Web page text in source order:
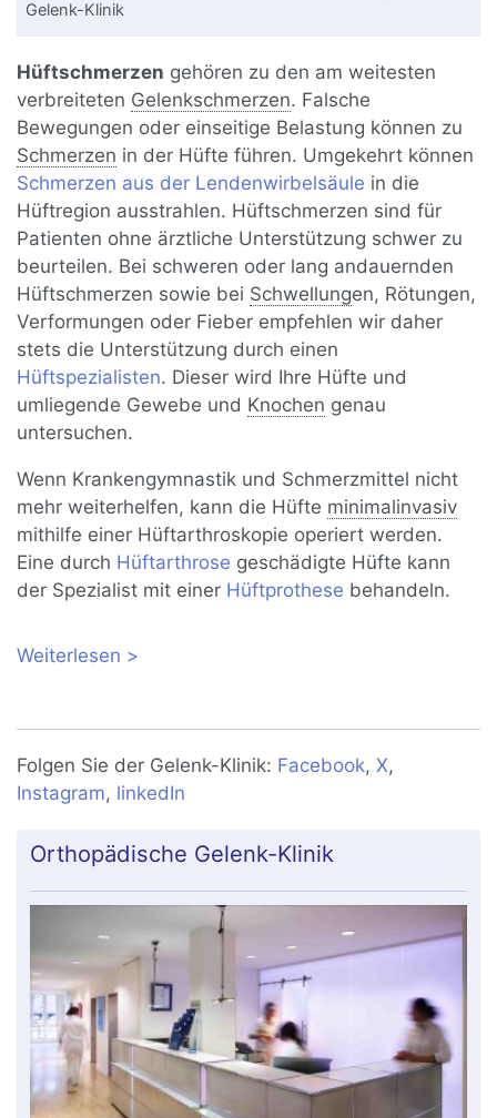
Gelenk-Klinik
Hüftschmerzen gehören zu den am weitesten
verbreiteten Gelenkschmerzen. Falsche
Bewegungen oder einseitige Belastung können zu
Schmerzen in der Hüfte führen. Umgekehrt können
Schmerzen aus der Lendenwirbelsäule in die
Hüftregion ausstrahlen. Hüftschmerzen sind für
Patienten ohne ärztliche Unterstützung schwer zu
beurteilen. Bei schweren oder lang andauernden
Hüftschmerzen sowie bei Schwellungen, Rötungen,
Verformungen oder Fieber empfehlen wir daher
stets die Unterstützung durch einen
Hüftspezialisten. Dieser wird Ihre Hüfte und
umliegende Gewebe und Knochen genau
untersuchen.
Wenn Krankengymnastik und Schmerzmittel nicht
mehr weiterhelfen, kann die Hüfte minimalinvasiv
mithilfe einer Hüftarthroskopie operiert werden.
Eine durch Hüftarthrose geschädigte Hüfte kann
der Spezialist mit einer Hüftprothese behandeln.
Weiterlesen über Hüftschmerzen: Ursachen,
Folgen Sie der Gelenk-Klinik: Facebook,X,
Instagram, linkedIn
Orthopädische Gelenk-Klinik